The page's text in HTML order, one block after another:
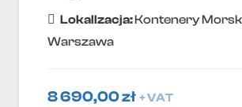
Lokallzacja:Kontenery
Warszawa
8 690,00zł + VAT